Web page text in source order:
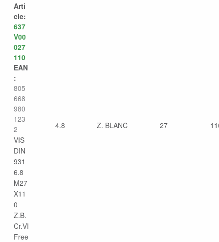
Arti
cle:
637
V00
027
110
EAN
:
805
668
980
123
2
VIS
DIN
931
6.8
M27
X11
0
Z.B.
Cr.VI
Free
4.8 Z. BLANC 27